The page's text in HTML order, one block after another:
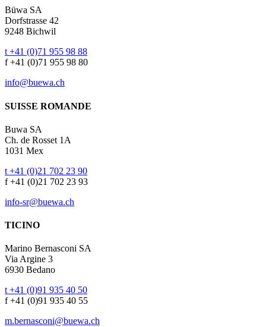
Büwa SA
Dorfstrasse 42
9248 Bichwil
t +41 (0)71 955 98 88
f +41 (0)71 955 98 80
info@buewa.ch
SUISSE ROMANDE
Buwa SA
Ch. de Rosset 1A
1031 Mex
t +41 (0)21 702 23 90
f +41 (0)21 702 23 93
info-sr@buewa.ch
TICINO
Marino Bernasconi SA
Via Argine 3
6930 Bedano
t +41 (0)91 935 40 50
f +41 (0)91 935 40 55
m.bernasconi@buewa.ch